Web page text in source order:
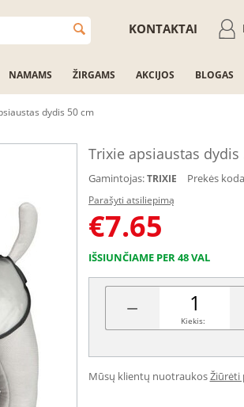
KONTAKTAI
NAMAMS ŽIRGAMS AKCIJOS BLOGAS
dydis 50 cm
Trixie apsiaustas dydis
Gamintojas: TRIXIE Prekės
Parašyti atsiliepimą
€7.65
IŠSIUNČIAME PER 48 VAL
− Kiekis:
Mūsų klientų nuotraukosŽiūrėti